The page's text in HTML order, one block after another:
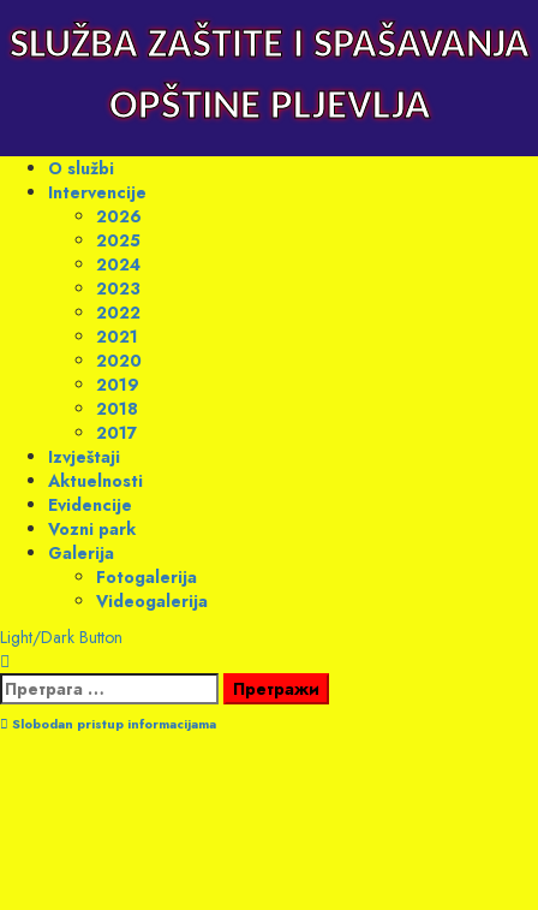
to
content
SLUŽBA ZAŠTITE I SPAŠAVANJA
OPŠTINE PLJEVLJA
Primary
Menu
O službi
Intervencije
2026
2025
2024
2023
2022
2021
2020
2019
2018
2017
Izvještaji
Aktuelnosti
Evidencije
Vozni park
Galerija
Fotogalerija
Videogalerija
Light/Dark Button
Претрага
за:
Slobodan pristup informacijama